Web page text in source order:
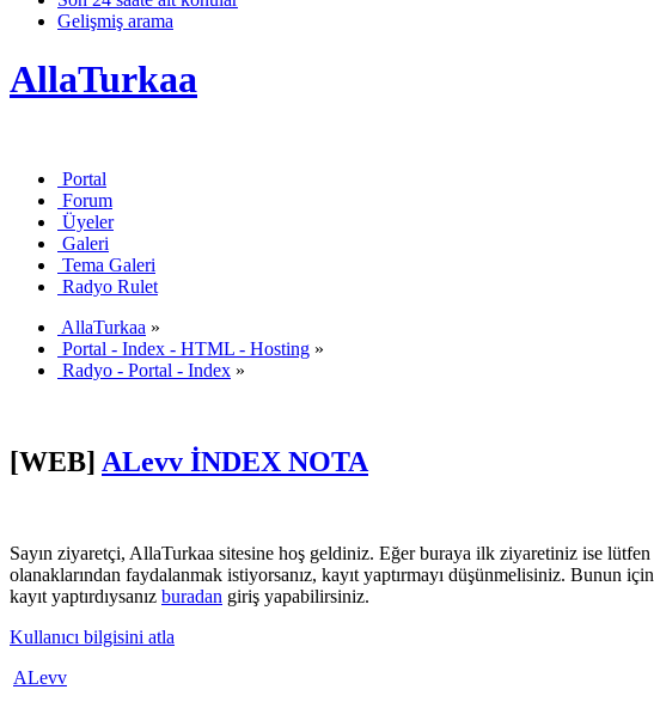
Gelişmiş arama
AllaTurkaa
Portal
Forum
Üyeler
Galeri
Tema Galeri
Radyo Rulet
AllaTurkaa »
Portal - Index - HTML - Hosting »
Radyo - Portal - Index »
[WEB] ALevv İNDEX NOTA
Sayın ziyaretçi, AllaTurkaa sitesine hoş geldiniz. Eğer buraya ilk ziyaretiniz ise lütfen
olanaklarından faydalanmak istiyorsanız, kayıt yaptırmayı düşünmelisiniz. Bunun için
kayıt yaptırdıysanız buradan giriş yapabilirsiniz.
Kullanıcı bilgisini atla
ALevv